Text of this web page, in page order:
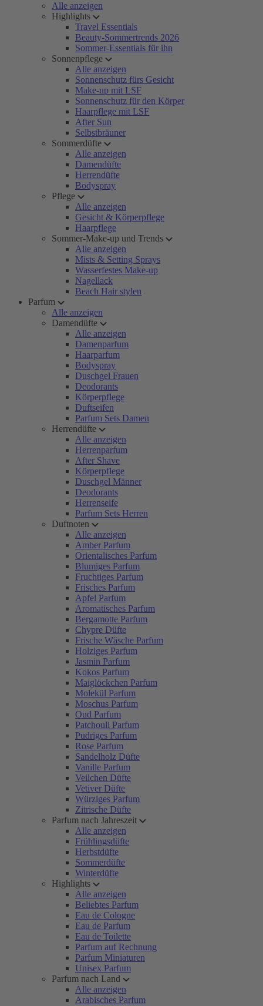
Alle anzeigen
Highlights
Travel Essentials
Beauty-Sommertrends 2026
Sommer-Essentials für ihn
Sonnenpflege
Alle anzeigen
Sonnenschutz fürs Gesicht
Make-up mit LSF
Sonnenschutz für den Körper
Haarpflege mit LSF
After Sun
Selbstbräuner
Sommerdüfte
Alle anzeigen
Damendüfte
Herrendüfte
Bodyspray
Pflege
Alle anzeigen
Gesicht & Körperpflege
Haarpflege
Sommer-Make-up und Trends
Alle anzeigen
Mists & Setting Sprays
Wasserfestes Make-up
Nagellack
Beach Hair stylen
Parfum
Alle anzeigen
Damendüfte
Alle anzeigen
Damenparfum
Haarparfum
Bodyspray
Duschgel Frauen
Deodorants
Körperpflege
Duftseifen
Parfum Sets Damen
Herrendüfte
Alle anzeigen
Herrenparfum
After Shave
Körperpflege
Duschgel Männer
Deodorants
Herrenseife
Parfum Sets Herren
Duftnoten
Alle anzeigen
Amber Parfum
Orientalisches Parfum
Blumiges Parfum
Fruchtiges Parfum
Frisches Parfum
Apfel Parfum
Aromatisches Parfum
Bergamotte Parfum
Chypre Düfte
Frische Wäsche Parfum
Holziges Parfum
Jasmin Parfum
Kokos Parfum
Maiglöckchen Parfum
Molekül Parfum
Moschus Parfum
Oud Parfum
Patchouli Parfum
Pudriges Parfum
Rose Parfum
Sandelholz Düfte
Vanille Parfum
Veilchen Düfte
Vetiver Düfte
Würziges Parfum
Zitrische Düfte
Parfum nach Jahreszeit
Alle anzeigen
Frühlingsdüfte
Herbstdüfte
Sommerdüfte
Winterdüfte
Highlights
Alle anzeigen
Beliebtes Parfum
Eau de Cologne
Eau de Parfum
Eau de Toilette
Parfum auf Rechnung
Parfum Miniaturen
Unisex Parfum
Parfum nach Land
Alle anzeigen
Arabisches Parfum